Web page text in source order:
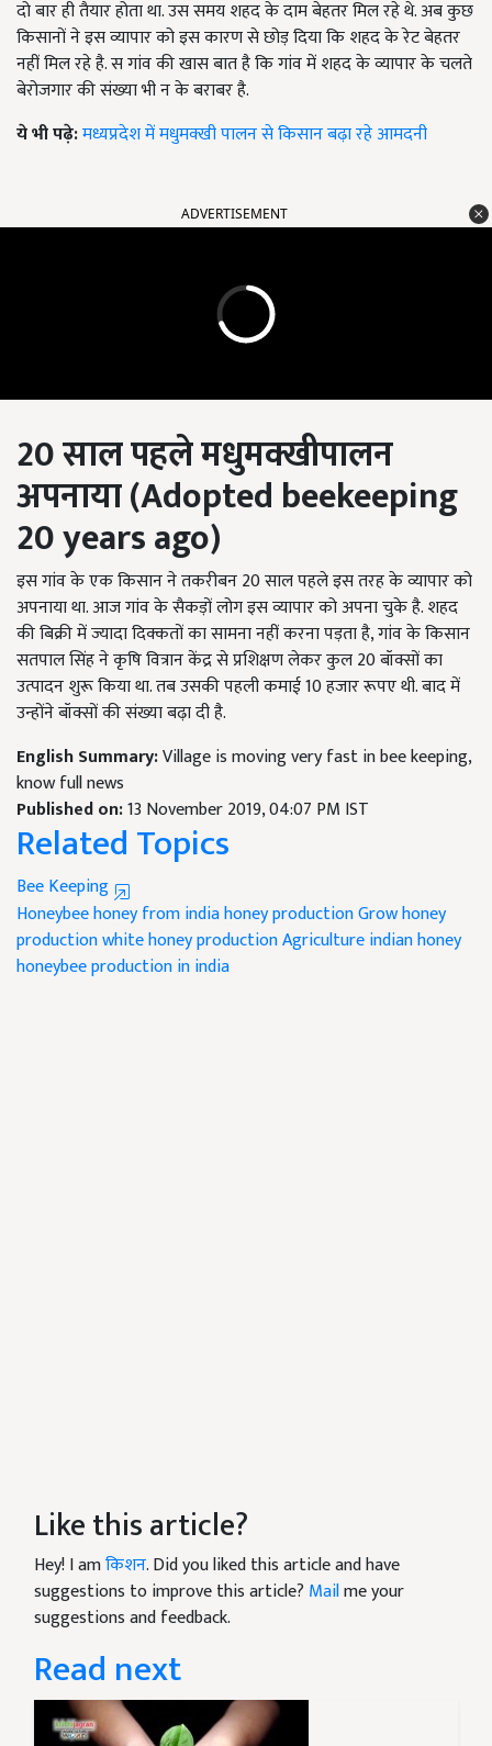
दो बार ही तैयार होता था. उस समय शहद के दाम बेहतर मिल रहे थे. अब कुछ
किसानों ने इस व्यापार को इस कारण से छोड़ दिया कि शहद के रेट बेहतर
नहीं मिल रहे है. स गांव की खास बात है कि गांव में शहद के व्यापार के चलते
बेरोजगार की संख्या भी न के बराबर है.
ये भी पढ़े:मध्यप्रदेश में मधुमक्खी पालन से किसान बढ़ा रहे आमदनी
ADVERTISEMENT
20 साल पहले मधुमक्खीपालन
अपनाया (Adopted beekeeping
20 years ago)
इस गांव के एक किसान ने तकरीबन 20 साल पहले इस तरह के व्यापार को
अपनाया था. आज गांव के सैकड़ों लोग इस व्यापार को अपना चुके है. शहद
की बिक्री में ज्यादा दिक्कतों का सामना नहीं करना पड़ता है, गांव के किसान
सतपाल सिंह ने कृषि वित्रान केंद्र से प्रशिक्षण लेकर कुल 20 बॉक्सों का
उत्पादन शुरू किया था. तब उसकी पहली कमाई 10 हजार रूपए थी. बाद में
उन्होंने बॉक्सों की संख्या बढ़ा दी है.
English Summary:Village is moving very fast in bee keeping,
know full news
Published on:13 November 2019, 04:07 PM IST
Related Topics
Bee Keeping
Honeybeehoney from indiahoney productionGrow honey
productionwhite honey productionAgricultureindian honey
honeybee production in india
Like this article?
Hey! I amकिशन. Did you liked this article and have
suggestions to improve this article? Mailme your
suggestions and feedback.
Read next